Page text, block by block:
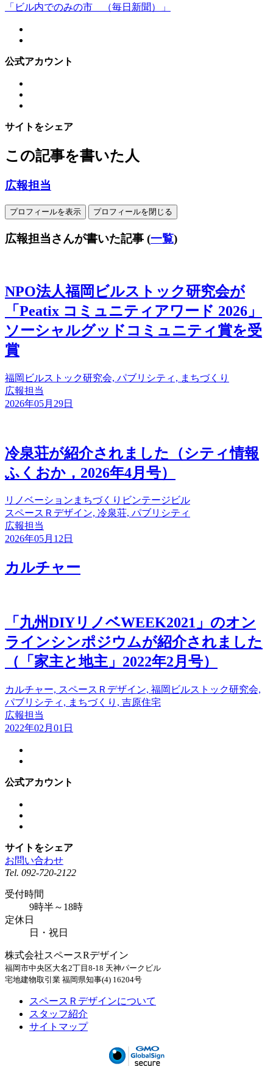
「ビル内でのみの市 （毎日新聞）」
公式アカウント
サイトをシェア
この記事を書いた人
広報担当
プロフィールを表示 プロフィールを閉じる
広報担当さんが書いた記事 (一覧)
NPO法人福岡ビルストック研究会が
「Peatix コミュニティアワード 2026」
ソーシャルグッドコミュニティ賞を受
賞
福岡ビルストック研究会, パブリシティ, まちづくり
広報担当
2026年05月29日
冷泉荘が紹介されました（シティ情報
ふくおか，2026年4月号）
リノベーション まちづくり ビンテージビル
スペースＲデザイン, 冷泉荘, パブリシティ
広報担当
2026年05月12日
カルチャー
「九州DIYリノベWEEK2021」のオン
ラインシンポジウムが紹介されました
（「家主と地主」2022年2月号）
カルチャー, スペースＲデザイン, 福岡ビルストック研究会,
パブリシティ, まちづくり, 吉原住宅
広報担当
2022年02月01日
公式アカウント
サイトをシェア
お問い合わせ
Tel. 092-720-2122
受付時間
9時半～18時
定休日
日・祝日
株式会社スペースRデザイン
福岡市中央区大名2丁目8-18 天神パークビル
宅地建物取引業 福岡県知事(4) 16204号
スペースＲデザインについて
スタッフ紹介
サイトマップ